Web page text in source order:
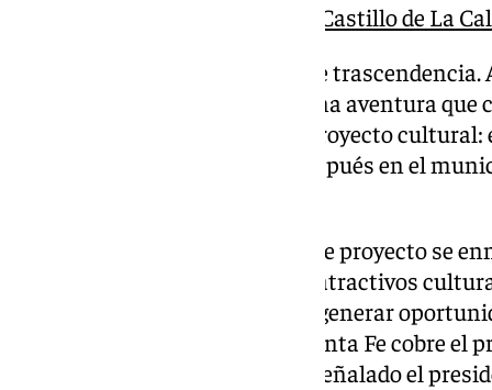
La primera gran noche del Castillo de La
«Santa Fe nació con vocación de
Capitulaciones, aquí empezó una aventura
eso, este museo no es solo un proyecto
puede marcar un antes y un después en el
Rodríguez ha subrayado que este proyecto se
Diputación para «abrir nuevos atractivos
inmuebles, ponerlos en valor y generar
municipios». «Queremos que Santa Fe cobre
motor cultural y turístico», ha señalado el